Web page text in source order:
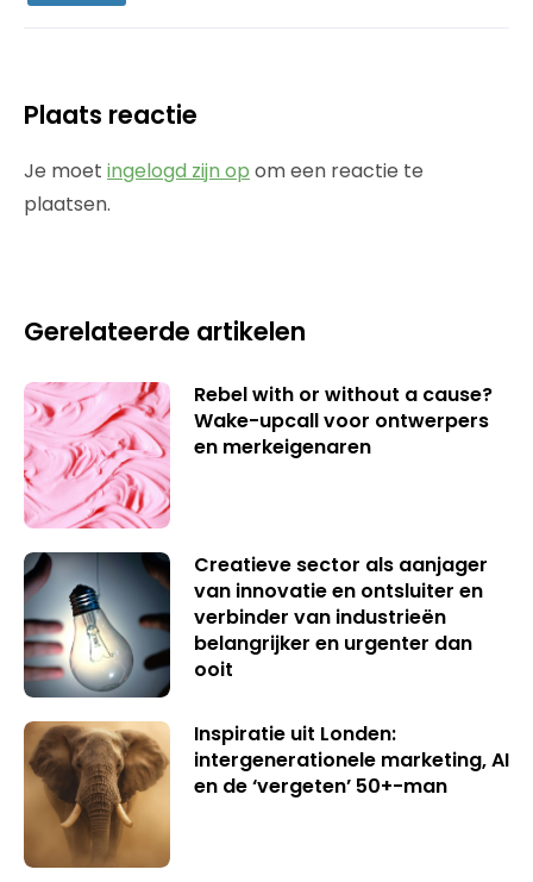
Plaats reactie
Je moet ingelogd zijn op om een reactie te
plaatsen.
Gerelateerde artikelen
Rebel with or without a cause?
Wake-upcall voor ontwerpers
en merkeigenaren
Creatieve sector als aanjager
van innovatie en ontsluiter en
verbinder van industrieën
belangrijker en urgenter dan
ooit
Inspiratie uit Londen:
intergenerationele marketing, AI
en de ‘vergeten’ 50+-man